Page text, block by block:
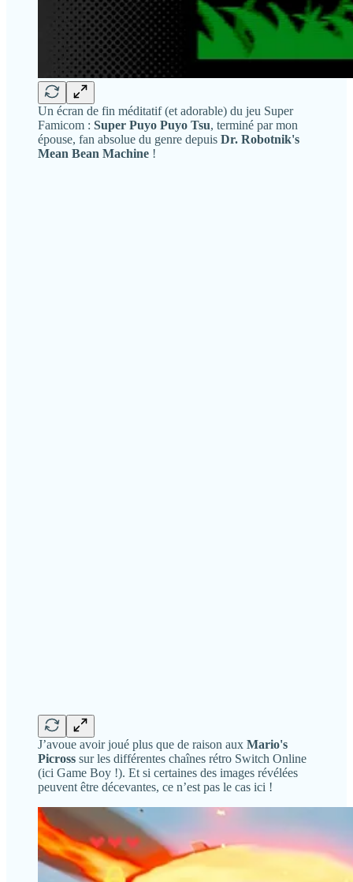
Un écran de fin méditatif (et adorable) du jeu Super
Famicom : Super Puyo Puyo Tsu, terminé par mon
épouse, fan absolue du genre depuis Dr. Robotnik's
Mean Bean Machine !
J’avoue avoir joué plus que de raison aux Mario's
Picross sur les différentes chaînes rétro Switch Online
(ici Game Boy !). Et si certaines des images révélées
peuvent être décevantes, ce n’est pas le cas ici !